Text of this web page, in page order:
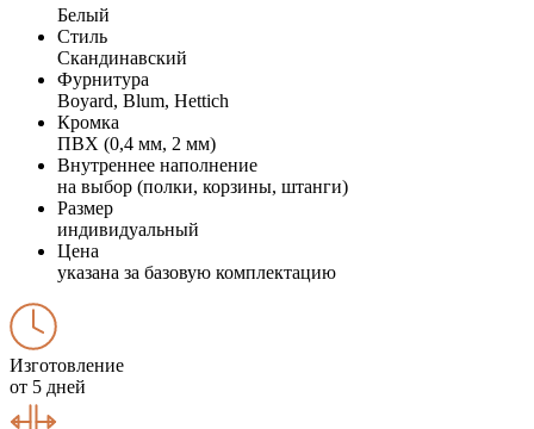
Белый
Стиль
Скандинавский
Фурнитура
Boyard, Blum, Hettich
Кромка
ПВХ (0,4 мм, 2 мм)
Внутреннее наполнение
на выбор (полки, корзины, штанги)
Размер
индивидуальный
Цена
указана за базовую комплектацию
Изготовление
от 5 дней